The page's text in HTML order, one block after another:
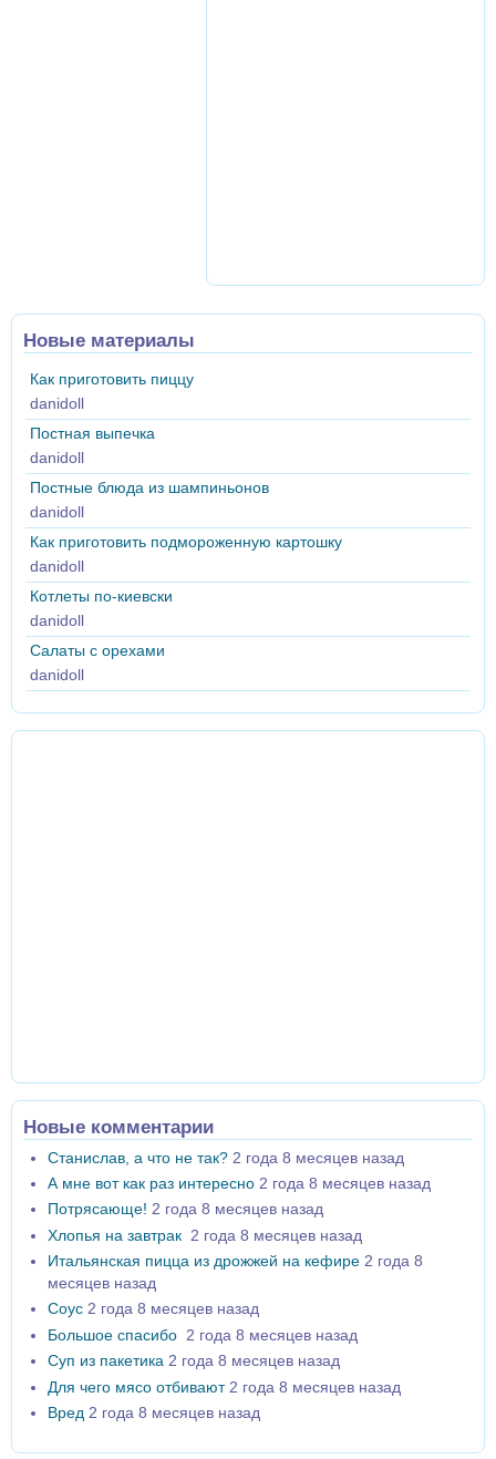
Новые материалы
Как приготовить пиццу
danidoll
Постная выпечка
danidoll
Постные блюда из шампиньонов
danidoll
Как приготовить подмороженную картошку
danidoll
Котлеты по-киевски
danidoll
Салаты с орехами
danidoll
Новые комментарии
Станислав, а что не так? 2 года 8 месяцев назад
А мне вот как раз интересно 2 года 8 месяцев назад
Потрясающе! 2 года 8 месяцев назад
Хлопья на завтрак 2 года 8 месяцев назад
Итальянская пицца из дрожжей на кефире 2 года 8
месяцев назад
Соус 2 года 8 месяцев назад
Большое спасибо 2 года 8 месяцев назад
Суп из пакетика 2 года 8 месяцев назад
Для чего мясо отбивают 2 года 8 месяцев назад
Вред 2 года 8 месяцев назад